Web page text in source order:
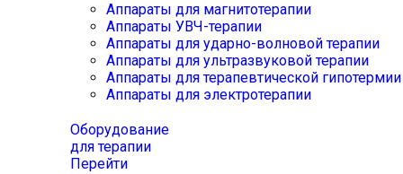
Аппараты для магнитотерапии
Аппараты УВЧ-терапии
Аппараты для ударно-волновой терапии
Аппараты для ультразвуковой терапии
Аппараты для терапевтической
Аппараты для электротерапии
Оборудование
для терапии
Перейти